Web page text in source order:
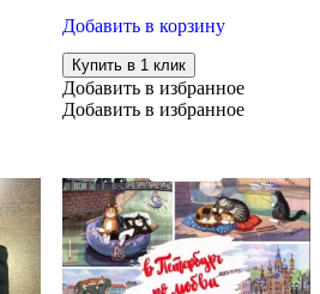
подарков
с
вырубной
ручкой
"Яркие
60
мкм
Добавить в корзину
Купить в 1 клик
Добавить в избранное
Добавить в избранное